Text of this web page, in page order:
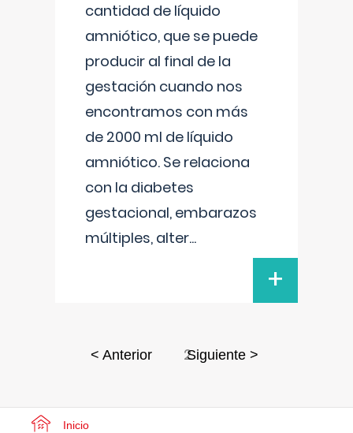
cantidad de líquido
amniótico, que se puede
producir al final de la
gestación cuando nos
encontramos con más
de 2000 ml de líquido
amniótico. Se relaciona
con la diabetes
gestacional, embarazos
múltiples, alter...
+
< Anterior 2Siguiente >
Inicio